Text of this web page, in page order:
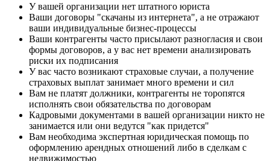
У вашей организации нет штатного юриста
Ваши договоры "скачаны из интернета", а не отражают
ваши индивидуальные бизнес-процессы
Ваши контрагенты часто присылают разногласия и свои
формы договоров, а у вас нет времени анализировать
риски их подписания
У вас часто возникают страховые случаи, а получение
страховых выплат занимает много времени и сил
Вам не платят должники, контрагенты не торопятся
исполнять свои обязательства по договорам
Кадровыми документами в вашей организации никто не
занимается или они ведутся "как придется"
Вам необходима экспертная юридическая помощь по
оформлению арендных отношений либо в сделкам с
недвижимостью